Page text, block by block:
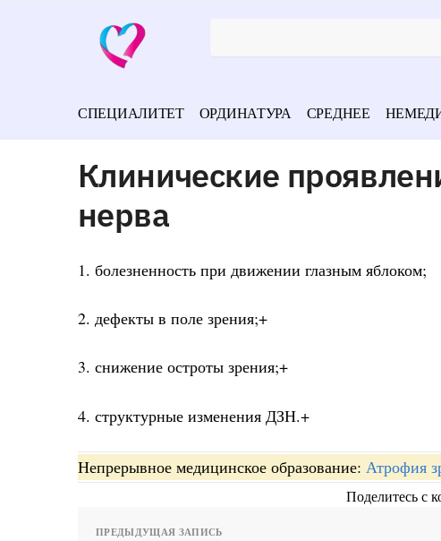
СПЕЦИАЛИТЕТ ОРДИНАТУРА СРЕДНЕЕ
Клинические
нерва
1. болезненность при движении глазным яблоком;
2. дефекты в поле зрения;+
3. снижение остроты зрения;+
4. структурные изменения ДЗН.+
Непрерывное медицинское образование: Атрофия
Поделитесь с
ПРЕДЫДУЩАЯ ЗАПИСЬ